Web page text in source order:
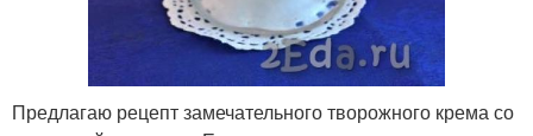
Предлагаю рецепт замечательного творожного крема со